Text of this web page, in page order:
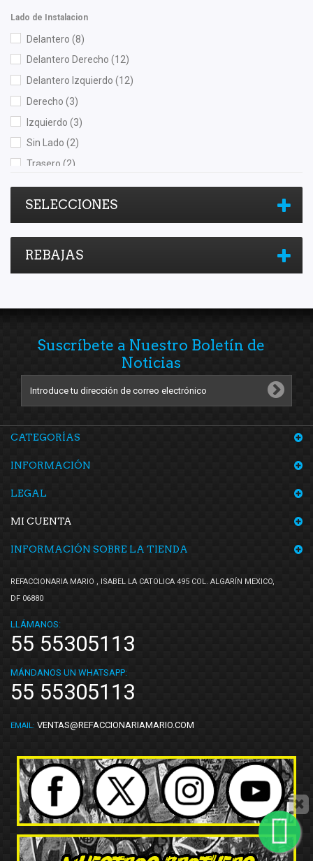
Volkswagen (Original)
Yokomitsu(5)
Lado de Instalacion
Delantero (8)
Delantero Derecho (12)
Delantero Izquierdo (12)
Derecho (3)
Izquierdo (3)
Sin Lado (2)
Trasero (2)
Trasero Derecho(10)
Trasero Izquierdo(10)
SELECCIONES
REBAJAS
Suscríbete a Nuestro Boletín de
Noticias
CATEGORÍAS
INFORMACIÓN
LEGAL
MI CUENTA
INFORMACIÓN SOBRE LA TIENDA
REFACCIONARIA MARIO , ISABEL LA CATOLICA 495 COL. ALGARÍN MEXICO,
DF 06880
LLÁMANOS:
55 55305113
MÁNDANOS UN WHATSAPP:
55 55305113
EMAIL: VENTAS@REFACCIONARIAMARIO.COM